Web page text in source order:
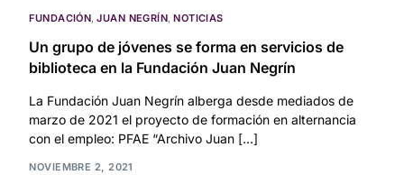
FUNDACIÓN ,JUAN NEGRÍN ,NOTICIAS
Un grupo de jóvenes se forma en servicios de
biblioteca en la Fundación Juan Negrín
La Fundación Juan Negrín alberga desde mediados de
marzo de 2021 el proyecto de formación en alternancia
con el empleo: PFAE “Archivo Juan […]
NOVIEMBRE 2, 2021